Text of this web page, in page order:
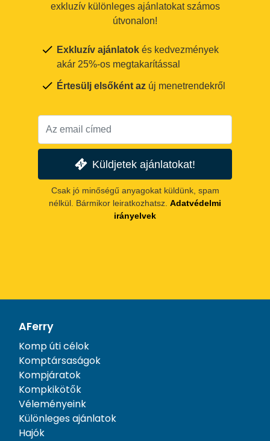
exkluzív különleges ajánlatokat számos
útvonalon!
Exkluzív ajánlatok és kedvezmények
akár 25%-os megtakarítással
Értesülj elsőként az új menetrendekről
Küldjetek ajánlatokat!
Csak jó minőségű anyagokat küldünk, spam
nélkül. Bármikor leiratkozhatsz. Adatvédelmi
irányelvek
AFerry
Komp úti célok
Komptársaságok
Kompjáratok
Kompkikötők
Véleményeink
Különleges ajánlatok
Hajók